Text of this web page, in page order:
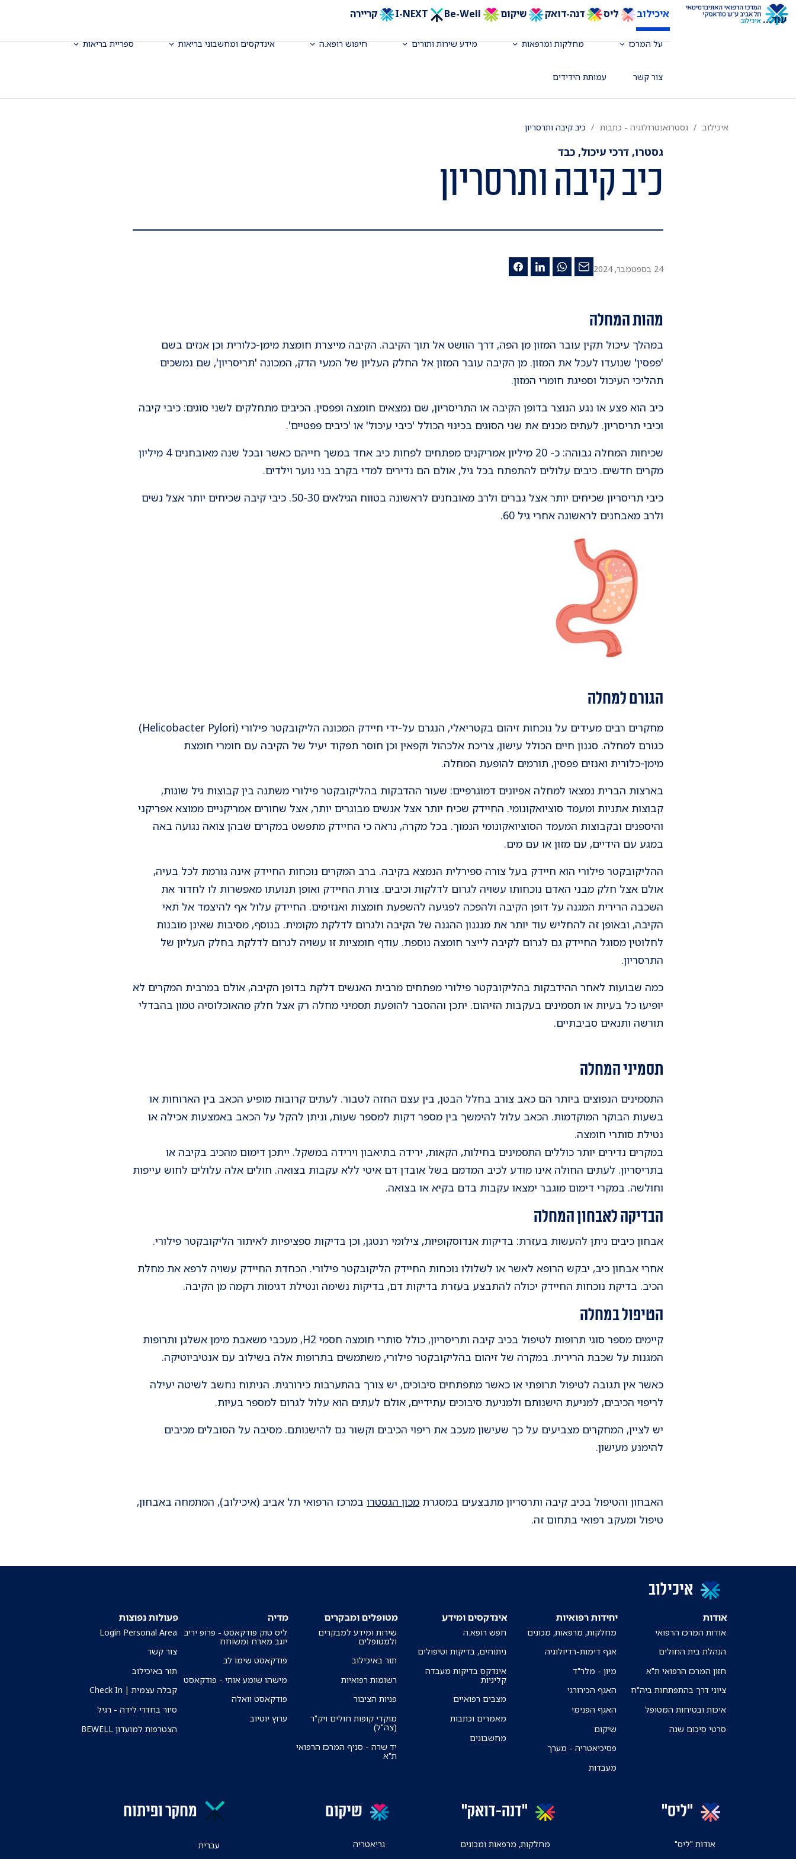
איכילוב ליס דנה-דואק שיקום Be-Well קריירה
על המרכז מחלקות ומרפאות מידע שירות ותורים חיפוש רופא.ה אינדקסים ומחשבוני בריאות ספריית בריאות
צור קשר עמותת הידידים
עוד...
איכילוב גסטרואנטרולוגיה - כתבות כיב קיבה ותרסריון
גסטרו, דרכי עיכול, כבד
כיב קיבה ותרסריון
24 בספטמבר, 2024
מהות המחלה
במהלך עיכול תקין עובר המזון מן הפה, דרך הוושט אל תוך הקיבה. הקיבה מייצרת חומצת מימן-כלורית וכן אנזים בשם
'פפסין' שנועדו לעכל את המזון. מן הקיבה עובר המזון אל החלק העליון של המעי הדק, המכונה 'תריסריון', שם נמשכים
תהליכי העיכול וספיגת חומרי המזון.
כיב הוא פצע או נגע הנוצר בדופן הקיבה או התריסריון, שם נמצאים חומצה ופפסין. הכיבים מתחלקים לשני סוגים: כיבי קיבה
וכיבי תריסריון. לעתים מכנים את שני הסוגים בכינוי הכולל 'כיבי עיכול' או 'כיבים פפטיים'.
שכיחות המחלה גבוהה: כ- 20 מיליון אמריקנים מפתחים לפחות כיב אחד במשך חייהם כאשר ובכל שנה מאובחנים 4 מיליון
מקרים חדשים. כיבים עלולים להתפתח בכל גיל, אולם הם נדירים למדי בקרב בני נוער וילדים.
כיבי תריסריון שכיחים יותר אצל גברים ולרב מאובחנים לראשונה בטווח הגילאים 50-30. כיבי קיבה שכיחים יותר אצל נשים
ולרב מאבחנים לראשונה אחרי גיל 60.
הגורם למחלה
מחקרים רבים מעידים על נוכחות זיהום בקטריאלי, הנגרם על-ידי חיידק המכונה הליקובקטר פילורי (Helicobacter Pylori)
כגורם למחלה. סגנון חיים הכולל עישון, צריכת אלכהול וקפאין וכן חוסר תפקוד יעיל של הקיבה עם חומרי חומצת
מימן-כלורית ואנזים פפסין, תורמים להופעת המחלה.
בארצות הברית נמצאו למחלה אפיונים דמוגרפיים: שעור ההדבקות בהליקובקטר פילורי משתנה בין קבוצות גיל שונות,
קבוצות אתניות ומעמד סוציואקונומי. החיידק שכיח יותר אצל אנשים מבוגרים יותר, אצל שחורים אמריקניים ממוצא אפריקני
והיספנים ובקבוצות המעמד הסוציואקונומי הנמוך. בכל מקרה, נראה כי החיידק מתפשט במקרים שבהן צואה נגועה באה
במגע עם הידיים, עם מזון או עם מים.
ההליקובקטר פילורי הוא חיידק בעל צורה ספירלית הנמצא בקיבה. ברב המקרים נוכחות החיידק אינה גורמת לכל בעיה,
אולם אצל חלק מבני האדם נוכחותו עשויה לגרום לדלקות וכיבים. צורת החיידק ואופן תנועתו מאפשרות לו לחדור את
השכבה הרירית המגנה על דופן הקיבה ולהפכה לפגיעה להשפעת חומצות ואנזימים. החיידק עלול אף להיצמד אל תאי
הקיבה, ובאופן זה להחליש עוד יותר את מנגנון ההגנה של הקיבה ולגרום לדלקת מקומית. בנוסף, מסיבות שאינן מובנות
לחלוטין מסוגל החיידק גם לגרום לקיבה לייצר חומצה נוספת. עודף חומציות זו עשויה לגרום לדלקת בחלק העליון של
התרסריון.
כמה שבועות לאחר ההידבקות בהליקובקטר פילורי מפתחים מרבית האנשים דלקת בדופן הקיבה, אולם במרבית המקרים לא
יופיעו כל בעיות או תסמינים בעקבות הזיהום. יתכן וההסבר להופעת תסמיני מחלה רק אצל חלק מהאוכלוסיה טמון בהבדלי
תורשה ותנאים סביבתיים.
תסמיני המחלה
התסמינים הנפוצים ביותר הם כאב צורב בחלל הבטן, בין עצם החזה לטבור. לעתים קרובות מופיע הכאב בין הארוחות או
בשעות הבוקר המוקדמות. הכאב עלול להימשך בין מספר דקות למספר שעות, וניתן להקל על הכאב באמצעות אכילה או
נטילת סותרי חומצה.
במקרים נדירים יותר כוללים התסמינים בחילות, הקאות, ירידה בתיאבון וירידה במשקל. ייתכן דימום מהכיב בקיבה או
בתריסריון. לעתים החולה אינו מודע לכיב המדמם בשל אובדן דם איטי ללא עקבות בצואה. חולים אלה עלולים לחוש עייפות
וחולשה. במקרי דימום מוגבר ימצאו עקבות בדם בקיא או בצואה.
הבדיקה לאבחון המחלה
אבחון כיבים ניתן להעשות בעזרת: בדיקות אנדוסקופיות, צילומי רנטגן, וכן בדיקות ספציפיות לאיתור הליקובקטר פילורי.
אחרי אבחון כיב, יבקש הרופא לאשר או לשלולו נוכחות החיידק הליקובקטר פילורי. הכחדת החיידק עשויה לרפא את מחלת
הכיב. בדיקת נוכחות החיידק יכולה להתבצע בעזרת בדיקות דם, בדיקות נשימה ונטילת דגימות רקמה מן הקיבה.
הטיפול במחלה
קיימים מספר סוגי תרופות לטיפול בכיב קיבה ותריסריון, כולל סותרי חומצה חסמי H2, מעכבי משאבת מימן אשלגן ותרופות
המגנות על שכבת הרירית. במקרה של זיהום בהליקובקטר פילורי, משתמשים בתרופות אלה בשילוב עם אנטיביוטיקה.
כאשר אין תגובה לטיפול תרופתי או כאשר מתפתחים סיבוכים, יש צורך בהתערבות כירורגית. הניתוח נחשב לשיטה יעילה
לריפוי הכיבים, למניעת הישנותם ולמניעת סיבוכים עתידיים, אולם לעתים הוא עלול לגרום למספר בעיות.
יש לציין, המחקרים מצביעים על כך שעישון מעכב את ריפוי הכיבים וקשור גם להישנותם. מסיבה על הסובלים מכיבים
להימנע מעישון.
האבחון והטיפול בכיב קיבה ותרסריון מתבצעים במסגרת מכון הגסטרו במרכז הרפואי תל אביב (איכילוב), המתמחה באבחון,
טיפול ומעקב רפואי בתחום זה.
איכילוב
אודות
אודות המרכז הרפואי
הנהלת בית החולים
חזון המרכז הרפואי ת"א
ציוני דרך בהתפתחות ביה"ח
איכות ובטיחות המטופל
סרטי סיכום שנה
יחידות רפואיות
מחלקות, מרפאות, מכונים
אגף דימות-רדיולוגיה
מיון - מלר"ד
האגף הכירורגי
האגף הפנימי
שיקום
פסיכיאטריה - מערך
מעבדות
אינדקסים ומידע
חפש רופא.ה
ניתוחים, בדיקות וטיפולים
אינדקס בדיקות מעבדה
קליניות
מצבים רפואיים
מאמרים וכתבות
מחשבונים
מטופלים ומבקרים
שירות ומידע למבקרים
ולמטופלים
תור באיכילוב
רשומות רפואיות
פניות הציבור
מוקדי קופות חולים ויק"ר
(צה"ל)
יד שרה - סניף המרכז הרפואי
ת"א
מדיה
ליס טוק פודקאסט - פרופ יריב
יוגב מארח ומשוחח
פודקאסט שימו לב
מישהו שומע אותי - פודקאסט
פודקאסט וואלה
ערוץ יוטיוב
פעולות נפוצות
Login Personal Area
צור קשר
תור באיכילוב
קבלה עצמית | Check In
סיור בחדרי לידה - רגיל
הצטרפות למועדון BEWELL
"ליס"
אודות "ליס"
"דנה-דואק"
מחלקות, מרפאות ומכונים
שיקום
גריאטריה
מחקר ופיתוח
עברית